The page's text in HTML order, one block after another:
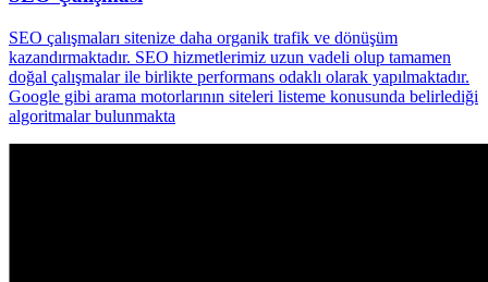
SEO çalışmaları sitenize daha organik trafik ve dönüşüm
kazandırmaktadır. SEO hizmetlerimiz uzun vadeli olup tamamen
doğal çalışmalar ile birlikte performans odaklı olarak yapılmaktadır.
Google gibi arama motorlarının siteleri listeme konusunda belirlediği
algoritmalar bulunmakta